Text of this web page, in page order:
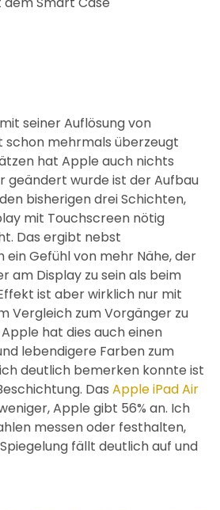
seiner Auflösung von
schon mehrmals überzeugt
hat Apple auch nichts
geändert wurde ist der Aufbau
bisherigen drei Schichten,
mit Touchscreen nötig
Das ergibt nebst
ein Gefühl von mehr Nähe, der
am Display zu sein als beim
ist aber wirklich nur mit
Vergleich zum Vorgänger zu
hat dies auch einen
lebendigere Farben zum
deutlich bemerken konnte ist
Das Apple iPad Air
Apple gibt 56% an. Ich
messen oder festhalten,
fällt deutlich auf und